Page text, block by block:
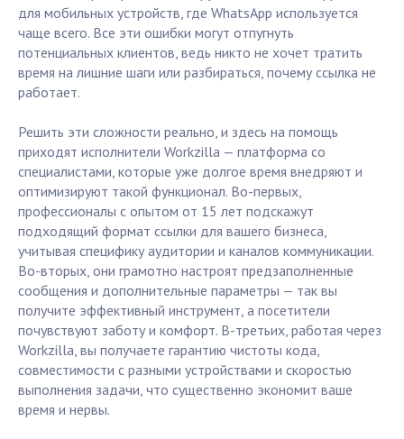
для мобильных устройств, где WhatsApp используется
чаще всего. Все эти ошибки могут отпугнуть
потенциальных клиентов, ведь никто не хочет тратить
время на лишние шаги или разбираться, почему ссылка не
работает.
Решить эти сложности реально, и здесь на помощь
приходят исполнители Workzilla — платформа со
специалистами, которые уже долгое время внедряют и
оптимизируют такой функционал. Во-первых,
профессионалы с опытом от 15 лет подскажут
подходящий формат ссылки для вашего бизнеса,
учитывая специфику аудитории и каналов коммуникации.
Во-вторых, они грамотно настроят предзаполненные
сообщения и дополнительные параметры — так вы
получите эффективный инструмент, а посетители
почувствуют заботу и комфорт. В-третьих, работая через
Workzilla, вы получаете гарантию чистоты кода,
совместимости с разными устройствами и скоростью
выполнения задачи, что существенно экономит ваше
время и нервы.